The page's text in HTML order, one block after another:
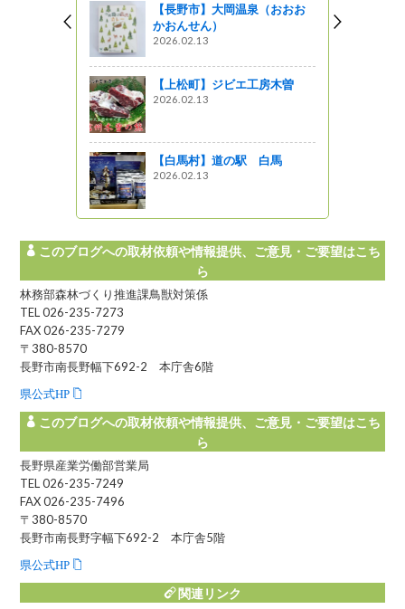
【長野市】大岡温泉（おおお
かおんせん）
2026.02.13
【上松町】ジビエ工房木曽
2026.02.13
【白馬村】道の駅 白馬
2026.02.13
このブログへの取材依頼や情報提供、ご意見・ご要望はこち
ら
林務部森林づくり推進課鳥獣対策係
TEL 026-235-7273
FAX 026-235-7279
〒380-8570
長野市南長野幅下692-2 本庁舎6階
県公式HP
このブログへの取材依頼や情報提供、ご意見・ご要望はこち
ら
長野県産業労働部営業局
TEL 026-235-7249
FAX 026-235-7496
〒380-8570
長野市南長野字幅下692-2 本庁舎5階
県公式HP
関連リンク